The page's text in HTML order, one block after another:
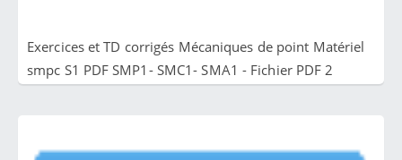
Exercices et TD corrigés Mécaniques de point Matériel
smpc S1 PDF SMP1- SMC1- SMA1 - Fichier PDF 2